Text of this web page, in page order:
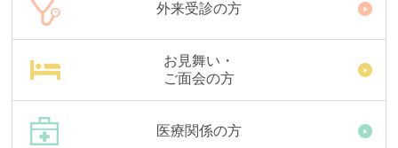
外来受診の方
お見舞い・
ご面会の方
医療関係の方